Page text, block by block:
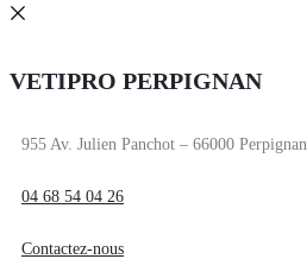
VETIPRO PERPIGNAN
955 Av. Julien Panchot – 66000 Perpignan
04 68 54 04 26
Contactez-nous